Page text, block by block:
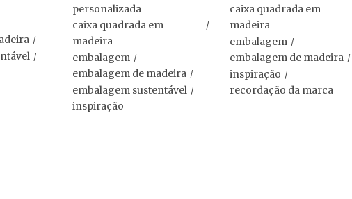
personalizada
caixa quadrada em
madeira
embalagem
embalagem de madeira
embalagem sustentável
inspiração
caixa quadrada em
madeira
embalagem
embalagem de madeira
inspiração
recordação da marca